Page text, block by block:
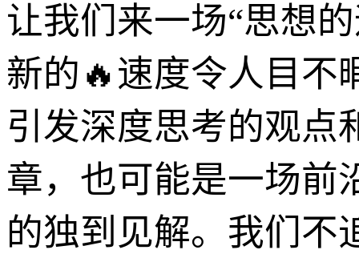
让我们来一场“思想
新的🔥速度令人目不
引发深度思考的观点
章，也可能是一场前
的独到见解。我们不